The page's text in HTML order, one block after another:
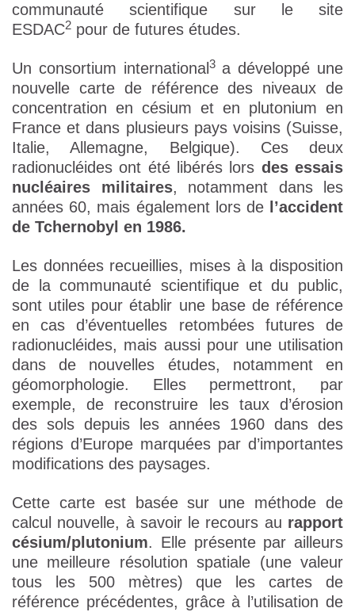
communauté scientifique sur le site
ESDAC2 pour de futures études.
Un consortium international 3a développé une
nouvelle carte de référence des niveaux de
concentration en césium et en plutonium en
France et dans plusieurs pays voisins (Suisse,
Italie, Allemagne, Belgique). Ces deux
radionucléides ont été libérés lors des essais
nucléaires militaires, notamment dans les
années 60, mais également lors de
l’accident
de Tchernobyl en 1986.
Les données recueillies, mises à la disposition
de la communauté scientifique et du public,
sont utiles pour établir une base de référence
en cas d’éventuelles retombées futures de
radionucléides, mais aussi pour une utilisation
dans de nouvelles études, notamment en
géomorphologie. Elles permettront, par
exemple, de reconstruire les taux d’érosion
des sols depuis les années 1960 dans des
régions d’Europe marquées par d’importantes
modifications des paysages.
Cette carte est basée sur une méthode de
calcul nouvelle, à savoir le recours au rapport
césium/plutonium. Elle présente par ailleurs
une meilleure résolution spatiale (une valeur
tous les 500 mètres) que les cartes de
référence précédentes, grâce à l’utilisation de